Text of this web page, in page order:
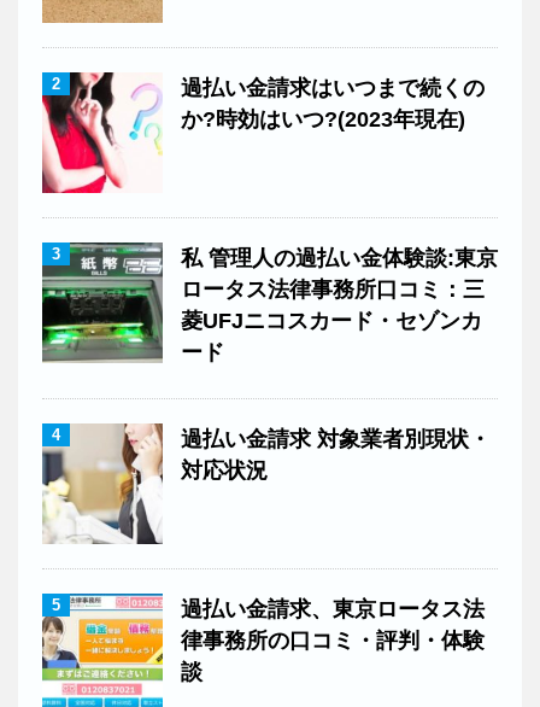
2
過払い金請求はいつまで続くの
か?時効はいつ?(2023年現在)
3
私 管理人の過払い金体験談:東京
ロータス法律事務所口コミ：三
菱UFJニコスカード・セゾンカ
ード
4
過払い金請求 対象業者別現状・
対応状況
5
過払い金請求、東京ロータス法
律事務所の口コミ・評判・体験
談